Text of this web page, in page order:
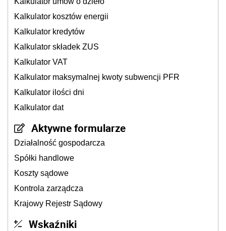
Kalkulator kosztów energii
Kalkulator kredytów
Kalkulator składek ZUS
Kalkulator VAT
Kalkulator maksymalnej kwoty subwencji PFR
Kalkulator ilości dni
Kalkulator dat
Aktywne formularze
Działalność gospodarcza
Spółki handlowe
Koszty sądowe
Kontrola zarządcza
Krajowy Rejestr Sądowy
Wskaźniki